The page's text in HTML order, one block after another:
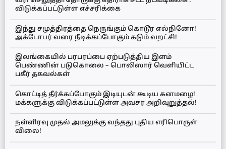
விடுக்கப்பட்டுள்ள எச்சரிக்கை
இந்து சமுத்திரத்தை நெருங்கும் கொடூர எல்நினோ!
அக்டோபர் வரை நீடிக்கப்போகும் கடும் வறட்சி!
இலங்கையில் பரபரப்பை ஏற்படுத்திய இளம்
பெண்ணின் படுகொலை – பொலிஸார் வெளியிட்ட
பகீர் தகவல்கள்
கொட்டித் தீர்க்கப்போகும் இடியுடன் கூடிய கனமழை!
மக்களுக்கு விடுக்கப்பட்டுள்ள அவசர அறிவுறுத்தல்!
நள்ளிரவு முதல் அமலுக்கு வந்தது புதிய எரிபொருள்
விலை!